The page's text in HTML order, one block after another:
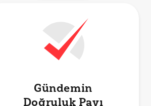
Gündemin
Doğruluk Payı